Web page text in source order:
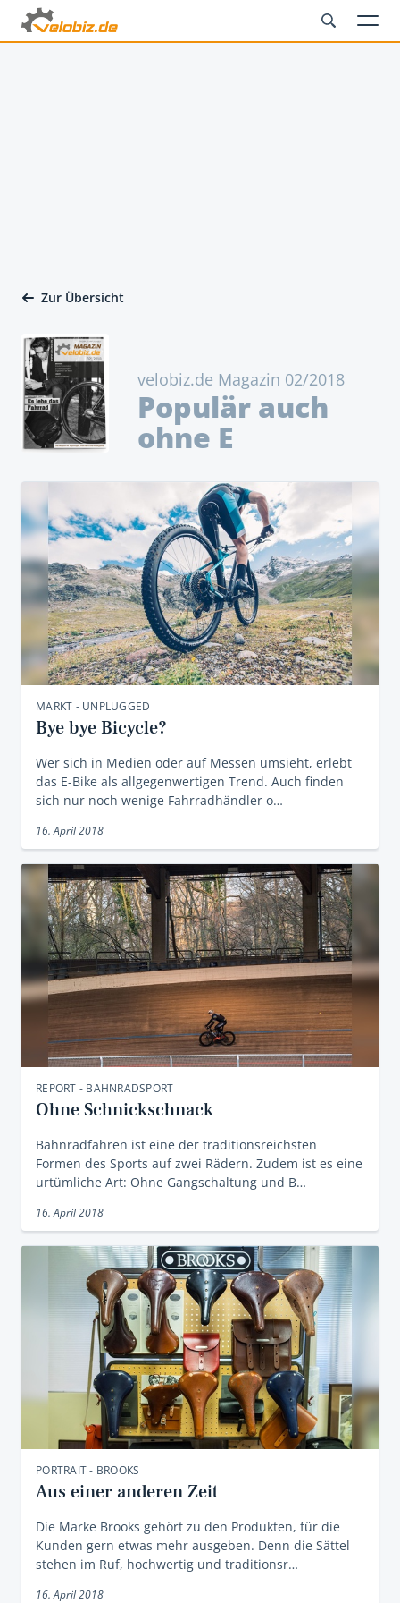
Zur Übersicht
velobiz.de Magazin 02/2018
Populär auch
ohne E
MARKT - UNPLUGGED
Bye bye ­Bicycle?
Wer sich in Medien oder auf Messen umsieht, erlebt
das E-Bike als allgegenwertigen Trend. Auch finden
sich nur noch wenige Fahrrad­händler o…
16. April 2018
REPORT - BAHNRADSPORT
Ohne Schnickschnack
Bahnradfahren ist eine der traditionsreichsten
Formen des Sports auf zwei Rädern. Zudem ist es eine
urtümliche Art: Ohne Gangschaltung und B…
16. April 2018
PORTRAIT - BROOKS
Aus einer ­anderen Zeit
Die Marke Brooks gehört zu den Produkten, für die
Kunden gern etwas mehr ausgeben. Denn die Sättel
stehen im Ruf, hochwertig und traditionsr…
16. April 2018